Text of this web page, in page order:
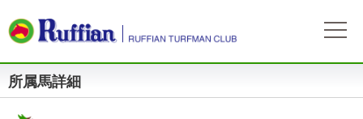
所属馬詳細
ログイン